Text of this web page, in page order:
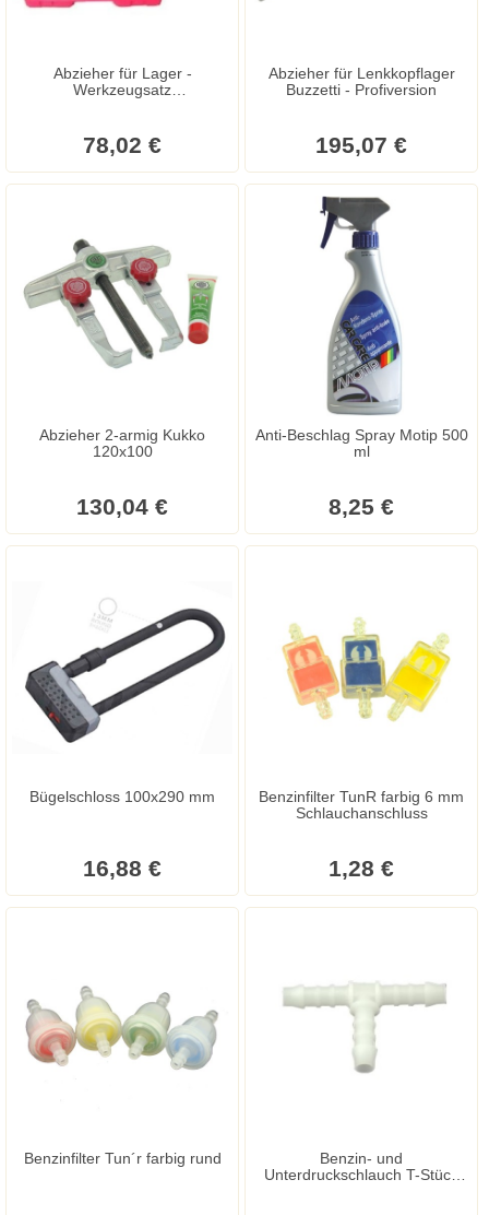
Abzieher für Lager -
Werkzeugsatz
78,02 €
Abzieher für Lenkkopflager
Buzzetti - Profiversion
195,07 €
Abzieher 2-armig Kukko
120x100
130,04 €
Anti-Beschlag Spray Motip 500
ml
8,25 €
Bügelschloss 100x290 mm
16,88 €
Benzinfilter TunR farbig 6 mm
Schlauchanschluss
1,28 €
Benzinfilter Tun´r farbig rund
Benzin- und
Unterdruckschlauch T-Stück